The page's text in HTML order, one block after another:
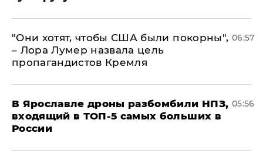
"Они хотят, чтобы США были покорны",
– Лора Лумер назвала цель
пропагандистов Кремля
06:57
В Ярославле дроны разбомбили НПЗ,
входящий в ТОП-5 самых больших в
России
05:56